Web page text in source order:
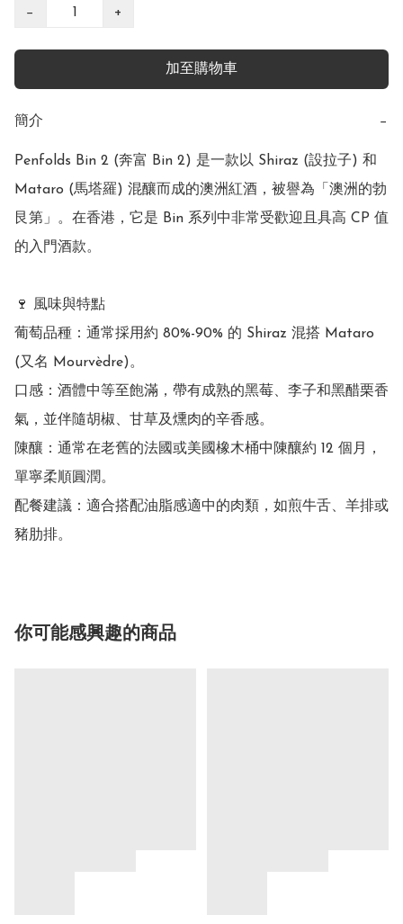
− +
加至購物車
簡介 −
Penfolds Bin 2 (奔富 Bin 2) 是一款以 Shiraz (設拉子) 和
Mataro (馬塔羅) 混釀而成的澳洲紅酒，被譽為「澳洲的勃
艮第」。在香港，它是 Bin 系列中非常受歡迎且具高 CP 值
的入門酒款。
🍷 風味與特點
葡萄品種：通常採用約 80%-90% 的 Shiraz 混搭 Mataro
(又名 Mourvèdre)。
口感：酒體中等至飽滿，帶有成熟的黑莓、李子和黑醋栗香
氣，並伴隨胡椒、甘草及燻肉的辛香感。
陳釀：通常在老舊的法國或美國橡木桶中陳釀約 12 個月，
單寧柔順圓潤。
配餐建議：適合搭配油脂感適中的肉類，如煎牛舌、羊排或
豬肋排。
你可能感興趣的商品